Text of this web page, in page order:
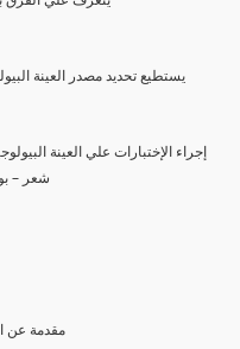
(6) يستطيع تحديد مصدر العينة
شعر –
1- مقدمة